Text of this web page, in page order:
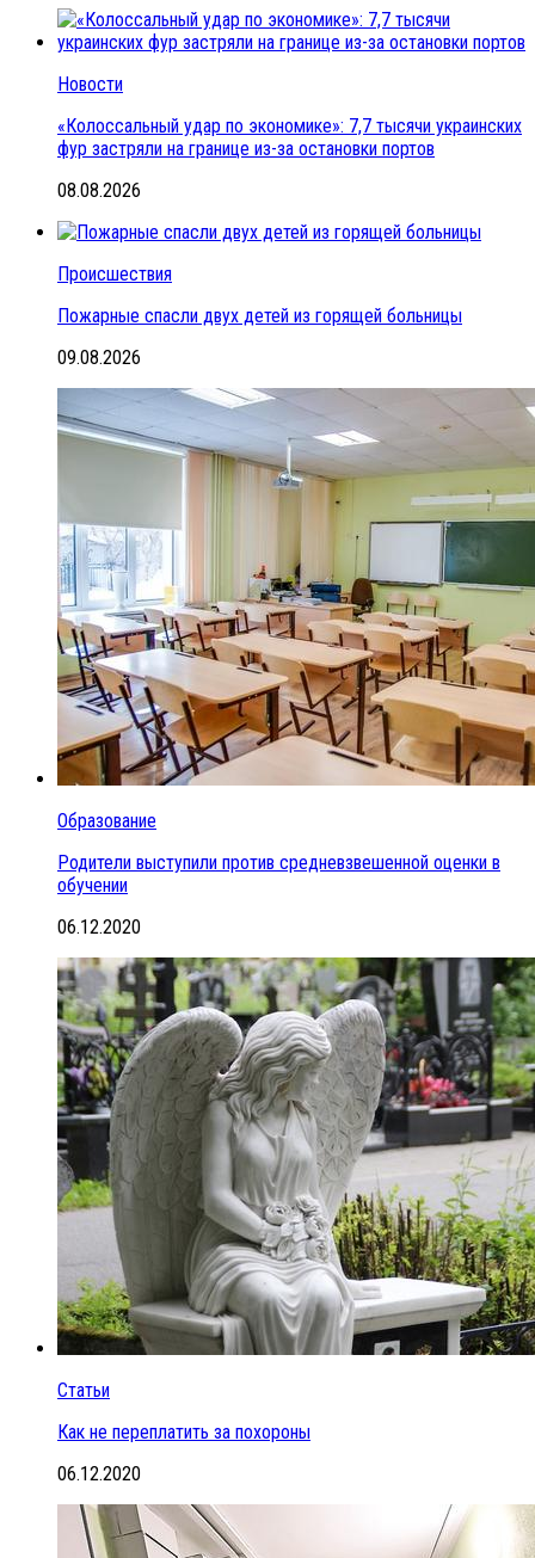
Новости
«Колоссальный удар по экономике»: 7,7 тысячи украинских
фур застряли на границе из-за остановки портов
08.08.2026
Происшествия
Пожарные спасли двух детей из горящей больницы
09.08.2026
Образование
Родители выступили против средневзвешенной оценки в
обучении
06.12.2020
Статьи
Как не переплатить за похороны
06.12.2020